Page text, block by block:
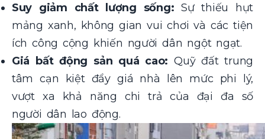
Suy giảm chất lượng sống: Sự thiếu hụt
mảng xanh, không gian vui chơi và các tiện
ích công cộng khiến người dân ngột ngạt.
Giá bất động sản quá cao: Quỹ đất trung
tâm cạn kiệt đẩy giá nhà lên mức phi lý,
vượt xa khả năng chi trả của đại đa số
người dân lao động.